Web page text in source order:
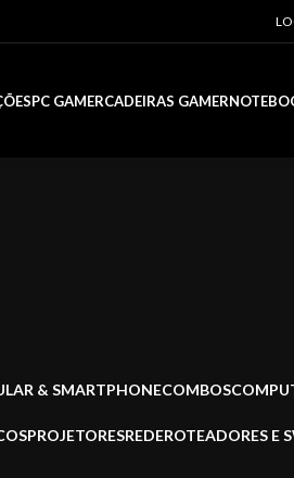
PC GAMERCADEIRAS GAMER
& SMARTPHONECOMBOS
PROJETORESREDEROTEADORES E